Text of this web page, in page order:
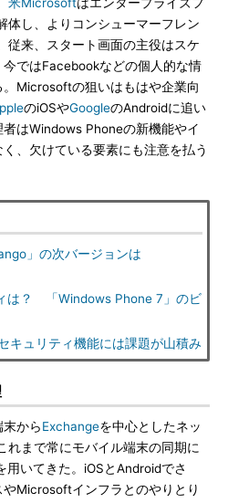
体し、よりコンシューマーフレン
従来、スタート画面の主役はスケ
ではFacebookなどの個人的な情
Microsoftの狙いはもはや企業向
のiOSやGoogleのAndroidに追い
はWindows Phoneの新機能やイ
、欠けている要素にも注意を払う
」の次バージョンは
は？ 「Windows Phone 7」のビ
キュリティ機能には課題が山積み
からExchangeを中心としたネッ
れまで常にモバイル端末の同期に
いてきた。iOSとAndroidでさ
Microsoftインフラとのやりとり